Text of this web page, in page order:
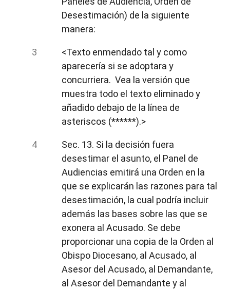
Desestimación) de la siguiente
manera:
<Texto enmendado tal y como
aparecería si se adoptara y
concurriera. Vea la versión que
muestra todo el texto eliminado y
añadido debajo de la línea de
asteriscos (******).>
Sec. 13. Si la decisión fuera
desestimar el asunto, el Panel de
Audiencias emitirá una Orden en la
que se explicarán las razones para tal
desestimación, la cual podría incluir
además las bases sobre las que se
exonera al Acusado. Se debe
proporcionar una copia de la Orden al
Obispo Diocesano, al Acusado, al
Asesor del Acusado, al Demandante,
al Asesor del Demandante y al